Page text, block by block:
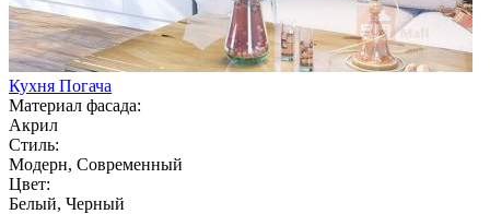
Кухня Погача
Материал фасада:
Акрил
Стиль:
Модерн, Современный
Цвет:
Белый, Черный